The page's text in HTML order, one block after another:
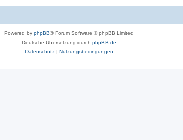
Powered by phpBB® Forum Software © phpBB Limited
Deutsche Übersetzung durch phpBB.de
Datenschutz| Nutzungsbedingungen